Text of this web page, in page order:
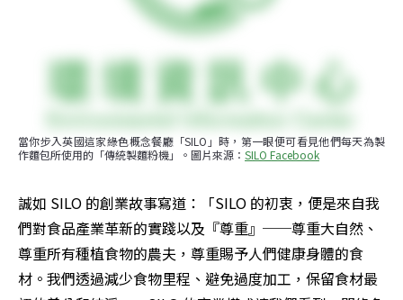
當你步入英國這家綠色概念餐廳「SILO」時，第一眼便可看見他們每天為製
作麵包所使用的「傳統製麵粉機」。圖片來源： SILO Facebook
誠如 SILO 的創業故事寫道：「SILO 的初衷，便是來自我
們對食品產業革新的實踐以及『尊重』──尊重大自然、
尊重所有種植食物的農夫，尊重賜予人們健康身體的食
材。我們透過減少食物里程、避免過度加工，保留食材最